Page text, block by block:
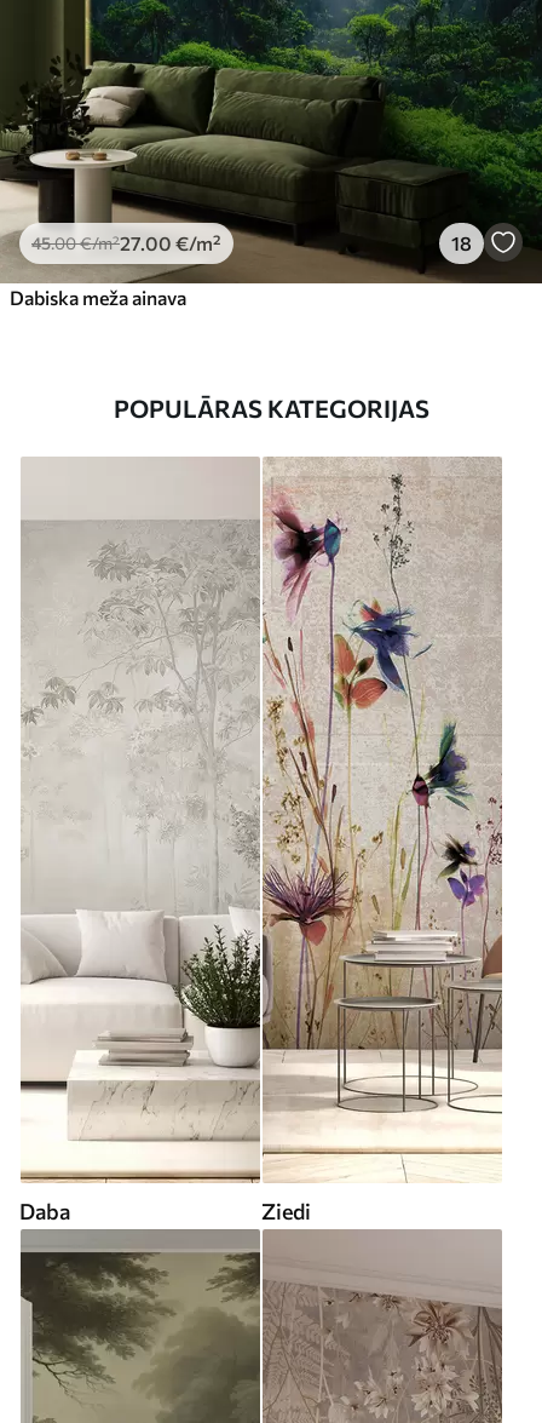
45.00€/m²27 .00 €/m² 18
Dabiska meža ainava
POPULĀRAS KATEGORIJAS
Daba Ziedi